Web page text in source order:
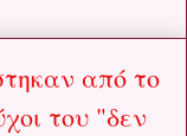
από το
του "δεν